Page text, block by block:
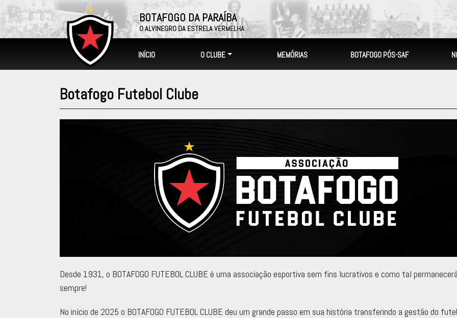
BOTAFOGO DA PARAÍBA
O ALVINEGRO DA ESTRELA VERMELHA
INÍCIO O CLUBE MEMÓRIAS BOTAFOGO PÓS-SAF
Botafogo Futebol Clube
Desde 1931, o BOTAFOGO FUTEBOL CLUBE é uma associação esportiva sem fins lucrativos e como tal
sempre!
No início de 2025 o BOTAFOGO FUTEBOL CLUBE deu um grande passo em sua história transferindo a gestão do